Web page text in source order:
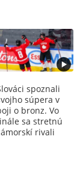
spoznali
súpera v
o bronz. Vo
sa stretnú
rivali